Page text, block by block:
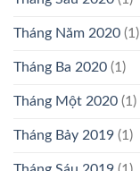
Tháng Năm 2020 (1)
Tháng Ba 2020 (1)
Tháng Một 2020 (1)
Tháng Bảy 2019 (1)